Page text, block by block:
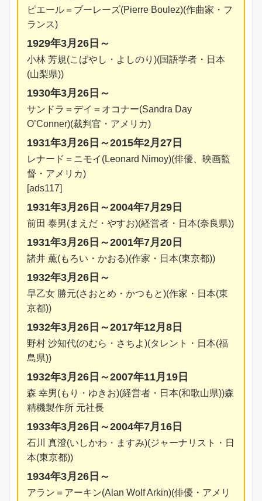
ピエール＝ブーレーズ(Pierre Boulez)(作曲家・フ
ランス)
1929年3月26日～
小林 芳規(こばやし・よしのり)(国語学者・日本
(山梨県))
1930年3月26日～
サンドラ＝デイ＝オコナー(Sandra Day
O’Conner)(裁判官・アメリカ)
1931年3月26日～2015年2月27日
レナード＝ニモイ(Leonard Nimoy)(俳優、映画監
督・アメリカ)
[ads117]
1931年3月26日～2004年7月29日
前田 泰男(まえだ・やすお)(経営者・日本(奈良県))
1931年3月26日～2001年7月20日
諸井 薫(もろい・かおる)(作家・日本(東京都))
1932年3月26日～
早乙女 勝元(さおとめ・かつもと)(作家・日本(東
京都))
1932年3月26日～2017年12月8日
野村 沙知代(のむら・さちよ)(タレント・日本(福
島県))
1932年3月26日～2007年11月19日
森 幸男(もり・ゆきお)(経営者・日本(和歌山県))森
精機製作所 元社長
1933年3月26日～2004年7月16日
石川 真澄(いしかわ・ますみ)(ジャーナリスト・日
本(東京都))
1934年3月26日～
アラン＝アーキン(Alan Wolf Arkin)(俳優・アメリ